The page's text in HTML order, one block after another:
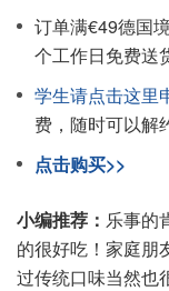
订单满€49德国
个工作日免费送
学生请点击这里
费，随时可以解
点击购买>>
小编推荐： 乐事的
的很好吃！家庭朋
过传统口味当然也